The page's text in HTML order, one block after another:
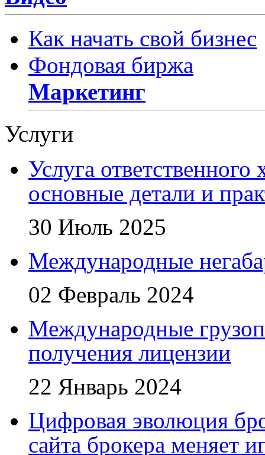
Как начать свой бизнес
Фондовая биржа
Маркетинг
Услуги
Услуга
основные детали и
30 Июль 2025
Международные
02 Февраль 2024
Международные
получения лицензии
22 Январь 2024
Цифровая эволюция
сайта брокера меняет